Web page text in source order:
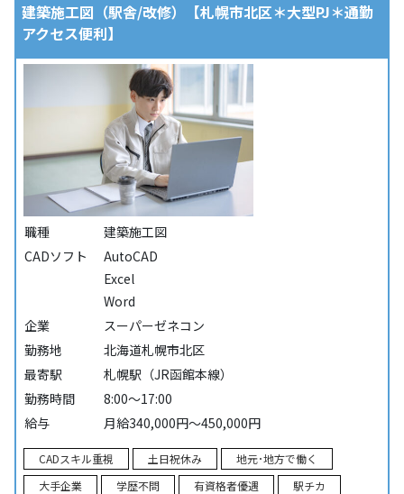
建築施工図（駅舎/改修）【札幌市北区＊大型PJ＊通勤
アクセス便利】
職種
建築施工図
CADソフト
AutoCAD
Excel
Word
企業
スーパーゼネコン
勤務地
北海道札幌市北区
最寄駅
札幌駅（JR函館本線）
勤務時間
8:00～17:00
給与
月給340,000円～450,000円
CADスキル重視 土日祝休み
地元･地方で働く
大手企業
学歴不問 有資格者優遇 駅チカ